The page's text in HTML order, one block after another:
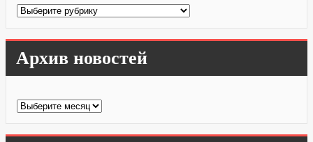
Рубрики
Архив новостей
Архив